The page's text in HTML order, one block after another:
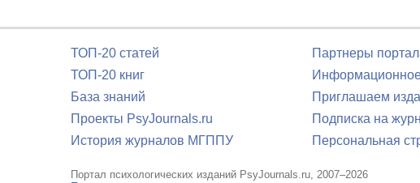
ТОП-20 статей
ТОП-20 книг
База знаний
Проекты PsyJournals.ru
История журналов МГППУ
Партнеры
Приглашаем
Подписка на
Персональная
Портал психологических изданий PsyJournals.ru, 2007–2026